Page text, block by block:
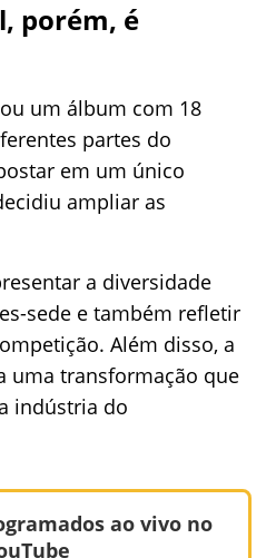
porém, é
um álbum com 18
partes do
em um único
ampliar as
a diversidade
sede e também refletir
Além disso, a
uma transformação que
indústria do
ao vivo no